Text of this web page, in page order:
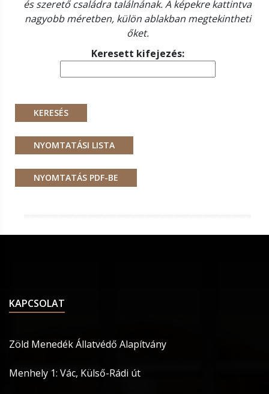
és szerető családra találnának. A képekre kattintva
nagyobb méretben, külön ablakban megtekintheti
őket.
Keresett kifejezés:
KAPCSOLAT
Zöld Menedék Állatvédő Alapítvány
Menhely 1: Vác, Külső-Rádi út